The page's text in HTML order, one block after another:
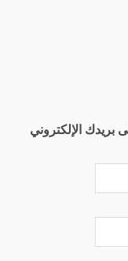
بريدك الإلكتروني